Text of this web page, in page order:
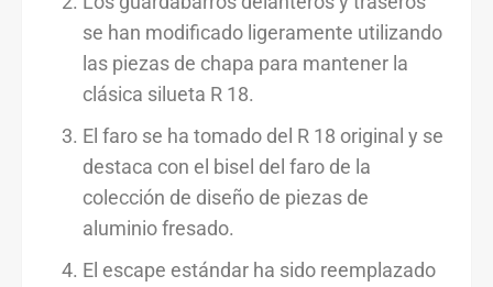
se han modificado ligeramente utilizando
las piezas de chapa para mantener la
clásica silueta R 18.
El faro se ha tomado del R 18 original y se
destaca con el bisel del faro de la
colección de diseño de piezas de
aluminio fresado.
El escape estándar ha sido reemplazado